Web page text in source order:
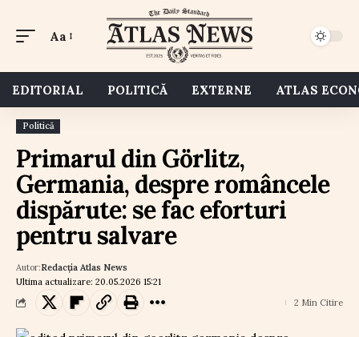
Aa
EDITORIAL POLITICĂ EXTERNE ATLAS
Politică
Primarul din Görlitz,
Germania, despre româncele
dispărute: se fac eforturi
pentru salvare
Ultima actualizare: 20.05.2026 15:21
Autor:Redacția Atlas News
2 Min Citire